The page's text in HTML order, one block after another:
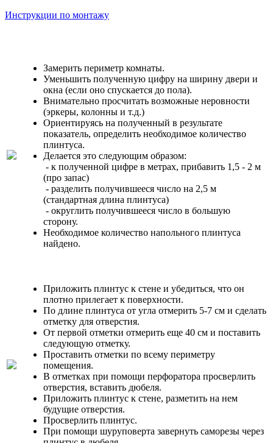
Инструкции по монтажу
Замерить периметр комнаты.
Уменьшить полученную цифру на ширину двери и
окна (если оно спускается до пола).
Внимательно просчитать возможные неровности
(эркеры, колонны и т.д.)
Ориентируясь на полученный в результате
показатель, определить необходимое количество
плинтуса.
Делается это следующим образом:
- к полученной цифре в метрах, прибавить 1,5 - 2 м
(про запас)
- разделить получившееся число на 2,5 м
(стандартная длина плинтуса)
- округлить получившееся число в большую
сторону.
Необходимое количество напольного плинтуса
найдено.
Приложить плинтус к стене и убедиться, что он
плотно прилегает к поверхности.
По длине плинтуса от угла отмерить 5-7 см и сделать
отметку для отверстия.
От первой отметки отмерить еще 40 см и поставить
следующую отметку.
Проставить отметки по всему периметру
помещения.
В отметках при помощи перфоратора просверлить
отверстия, вставить дюбеля.
Приложить плинтус к стене, разметить на нем
будущие отверстия.
Просверлить плинтус.
При помощи шуруповерта завернуть саморезы через